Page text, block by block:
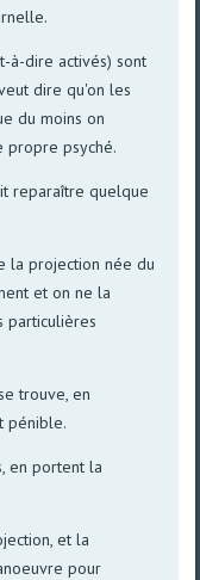
à-dire activés) sont
dire qu'on les
du moins on
propre psyché.
reparaître quelque
la projection née du
et on ne la
particulières
trouve, en
pénible.
en portent la
et la
pour